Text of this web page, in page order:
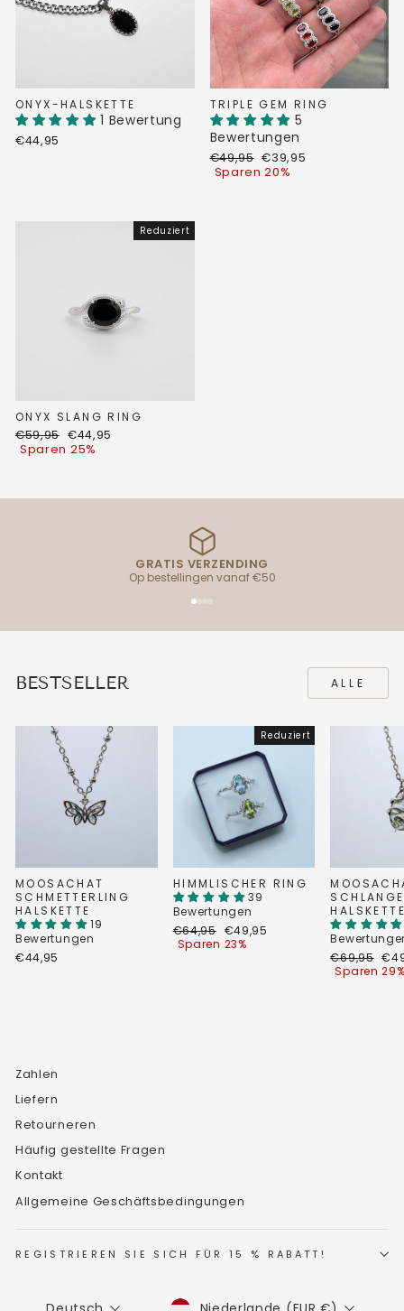
ONYX-HALSKETTE
1 Bewertung
€44,95
TRIPLE GEM RING
5
Bewertungen
Normaler
Preis
€49,95 Sonderpreis
€39,95
Sparen 20%
Reduziert
ONYX SLANG RING
Normaler
Preis
€59,95 Sonderpreis
€44,95
Sparen 25%
GRATIS VERZENDING
Op bestellingen vanaf €50
BESTSELLER ALLE
MOOSACHAT
SCHMETTERLING
HALSKETTE
19
Bewertungen
€44,95
Reduziert
HIMMLISCHER RING
39
Bewertungen
Normaler
Preis
€64,95 Sonderpreis
€49,95
Sparen 23%
Normaler
Preis
€69,95
Sparen
Zahlen
Liefern
Retourneren
Häufig gestellte Fragen
Kontakt
Allgemeine Geschäftsbedingungen
REGISTRIEREN SIE SICH FÜR 15 % RABATT!
SPRACHE WÄHRUNG